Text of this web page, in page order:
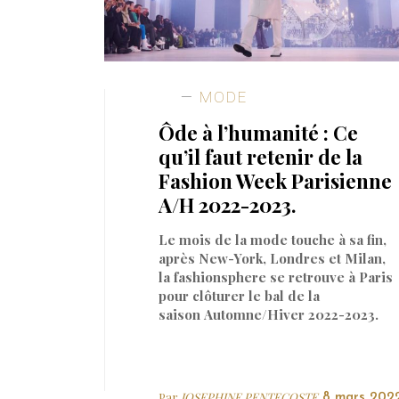
MODE
Ôde à l’humanité : Ce
qu’il faut retenir de la
Fashion Week Parisienne
A/H 2022-2023.
Le mois de la mode touche à sa fin,
après New-York, Londres et Milan,
la fashionsphere se retrouve à Paris
pour clôturer le bal de la
saison Automne/Hiver 2022-2023.